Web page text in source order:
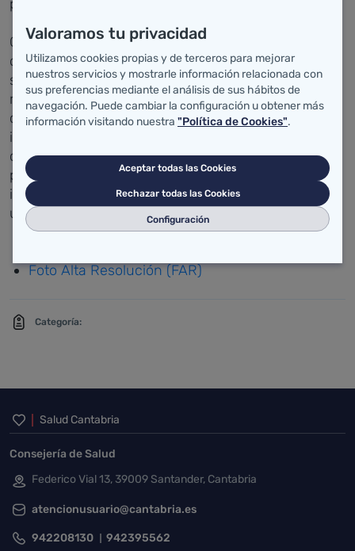
procedimientos a la realidad de este colectivo.
CERMI Cantabria integra actualmente a 36
organizaciones del sector y cuenta con una base
social de 30.000 personas. Además de defender el
reconocimiento de los derechos de las personas
con discapacidad, su objetivo es la plena
integración de este colectivo, mejorando sus
condiciones de vida y las de sus familias y
promoviendo la aceptación de la diversidad, la
igualdad de oportunidades y la accesibilidad
universal.
Foto Alta Resolución (FAR)
Categoría:
Inicio del pie de página
Salud Cantabria
Consejería de Salud
Federico Vial 13, 39009 Santander, Cantabria
atencionusuario@cantabria.es
942208130 942395562
Valoramos tu privacidad
Utilizamos cookies propias y de terceros para mejorar
nuestros servicios y mostrarle información relacionada con
sus preferencias mediante el análisis de sus hábitos de
navegación. Puede cambiar la configuración u obtener más
información visitando nuestra "Política de Cookies".
Aceptar todas las Cookies
Rechazar todas las Cookies
Configuración